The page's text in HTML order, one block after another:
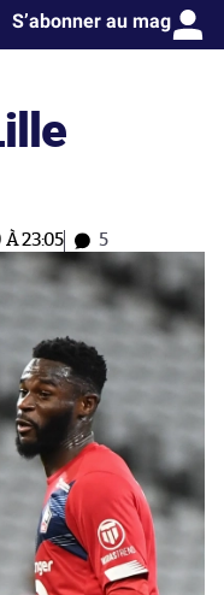
S’abonner au mag
À 23:05 5